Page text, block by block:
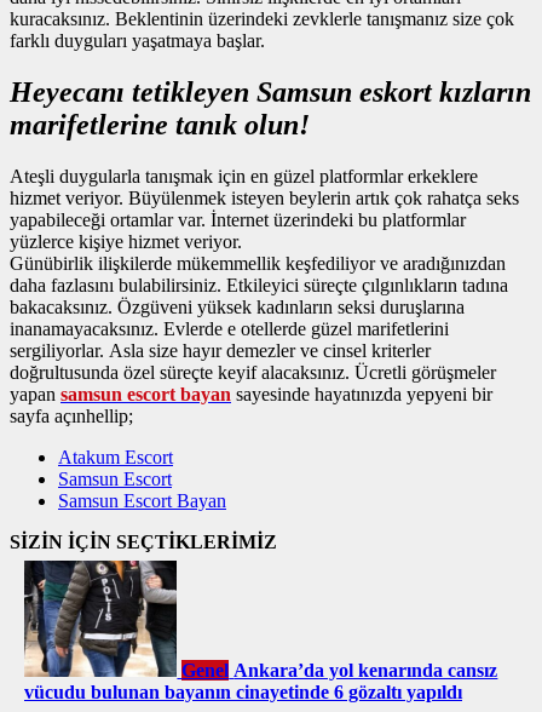
kuracaksınız. Beklentinin üzerindeki zevklerle tanışmanız size çok
farklı duyguları yaşatmaya başlar.
Heyecanı tetikleyen Samsun eskort kızların
marifetlerine tanık olun!
Ateşli duygularla tanışmak için en güzel platformlar erkeklere
hizmet veriyor. Büyülenmek isteyen beylerin artık çok rahatça seks
yapabileceği ortamlar var. İnternet üzerindeki bu platformlar
yüzlerce kişiye hizmet veriyor.
Günübirlik ilişkilerde mükemmellik keşfediliyor ve aradığınızdan
daha fazlasını bulabilirsiniz. Etkileyici süreçte çılgınlıkların tadına
bakacaksınız. Özgüveni yüksek kadınların seksi duruşlarına
inanamayacaksınız. Evlerde e otellerde güzel marifetlerini
sergiliyorlar. Asla size hayır demezler ve cinsel kriterler
doğrultusunda özel süreçte keyif alacaksınız. Ücretli görüşmeler
yapan samsun escort bayan sayesinde hayatınızda yepyeni bir
sayfa açınhellip;
Atakum Escort
Samsun Escort
Samsun Escort Bayan
SİZİN İÇİN SEÇTİKLERİMİZ
Genel Ankara’da yol kenarında cansız
vücudu bulunan bayanın cinayetinde 6 gözaltı yapıldı